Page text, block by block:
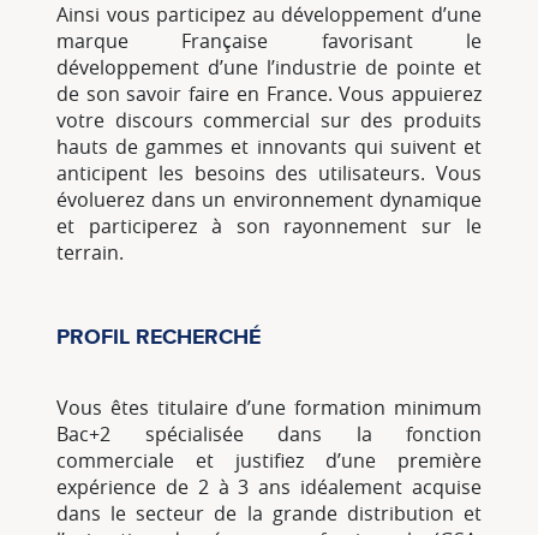
Ainsi vous participez au développement d’une
marque Française favorisant le
développement d’une l’industrie de pointe et
de son savoir faire en France. Vous appuierez
votre discours commercial sur des produits
hauts de gammes et innovants qui suivent et
anticipent les besoins des utilisateurs. Vous
évoluerez dans un environnement dynamique
et participerez à son rayonnement sur le
terrain.
PROFIL RECHERCHÉ
Vous êtes titulaire d’une formation minimum
Bac+2 spécialisée dans la fonction
commerciale et justifiez d’une première
expérience de 2 à 3 ans idéalement acquise
dans le secteur de la grande distribution et